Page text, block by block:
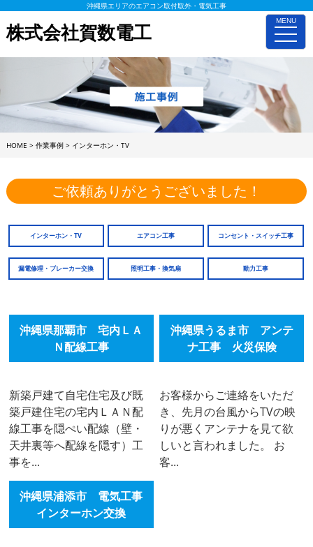
MENU
toggle
沖縄県エリアのエアコン取付取外・電気工事
株式会社賀数電工
HOME > 作業事例> インターホン・TV
ご依頼ありがとうございました！
インターホン・TV エアコン工事 コンセント・スイッチ工事
漏電修理・ブレーカー交換 照明工事・換気扇 動力工事
沖縄県那覇市 宅内ＬＡ
Ｎ配線工事
新築戸建て自宅住宅及び既
築戸建住宅の宅内ＬＡＮ配
線工事を隠ぺい配線（壁・
天井裏等へ配線を隠す）工
事を...
沖縄県うるま市 アンテ
ナ工事 火災保険
お客様からご連絡をいただ
き、先月の台風からTVの映
りが悪くアンテナを見て欲
しいと言われました。 お
客...
沖縄県浦添市 電気工事
インターホン交換